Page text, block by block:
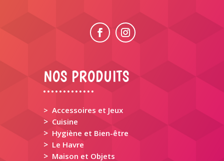
NOS PRODUITS
> Accessoires et Jeux
> Cuisine
> Hygiène et Bien-être
> Le Havre
> Maison et Objets